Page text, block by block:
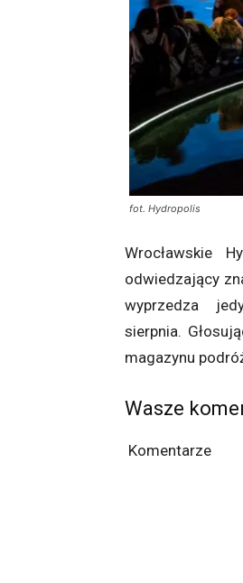
fot. Hydropolis
Wrocławskie
odwiedzający
wyprzedza
sierpnia.
magazynu
Wasze
Komentarze